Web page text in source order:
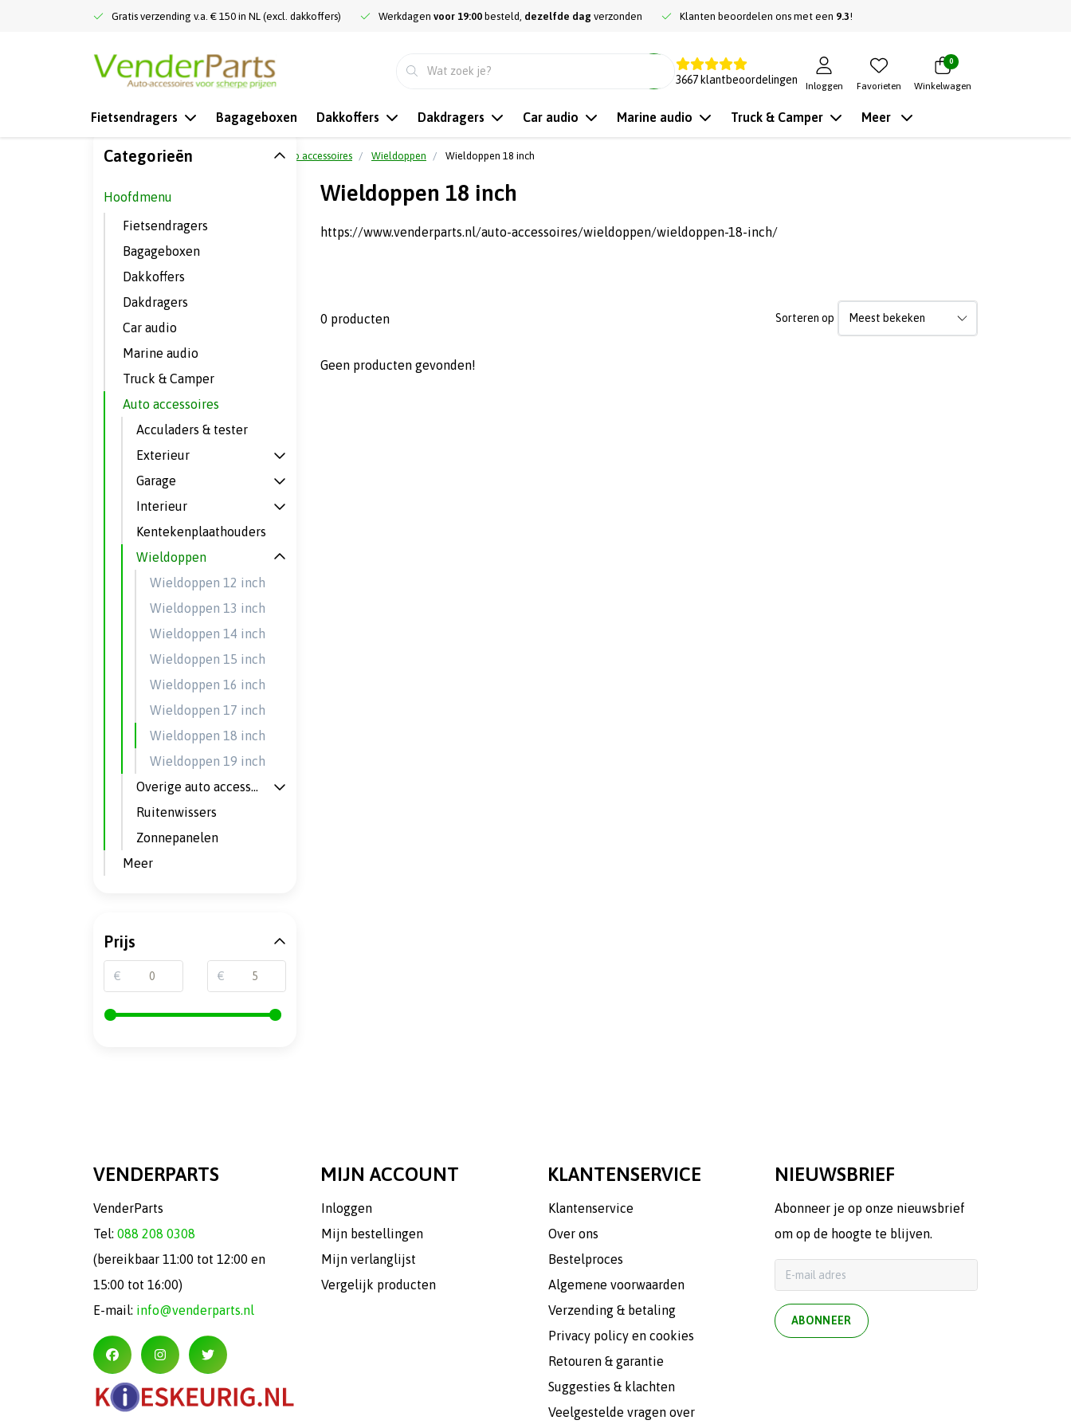
Gratis verzending v.a. € 150 in NL (excl. dakkoffers) Werkdagen voor 19:00 besteld, dezelfde dag verzonden Klanten beoordelen ons met een 9.3!
3667 klantbeoordelingen
Inloggen Favorieten
0
Winkelwagen
Fietsendragers Bagageboxen Dakkoffers Dakdragers Car audio Marine audio Truck & Camper Meer
Terug naar home Auto accessoires Wieldoppen Wieldoppen 18 inch
Wieldoppen 18 inch
https://www.venderparts.nl/auto-accessoires/wieldoppen/wieldoppen-18-inch/
0 producten Sorteren op
Geen producten gevonden!
Categorieën
Hoofdmenu
Fietsendragers
Bagageboxen
Dakkoffers
Dakdragers
Car audio
Marine audio
Truck & Camper
Auto accessoires
Acculaders & tester
Exterieur
Garage
Interieur
Kentekenplaathouders
Wieldoppen
Wieldoppen 12 inch
Wieldoppen 13 inch
Wieldoppen 14 inch
Wieldoppen 15 inch
Wieldoppen 16 inch
Wieldoppen 17 inch
Wieldoppen 18 inch
Wieldoppen 19 inch
Overige auto accessoires
Ruitenwissers
Zonnepanelen
Meer
Prijs
€ €
VENDERPARTS
VenderParts
Tel: 088 208 0308
(bereikbaar 11:00 tot 12:00 en
15:00 tot 16:00)
E-mail: info@venderparts.nl
MIJN ACCOUNT
Inloggen
Mijn bestellingen
Mijn verlanglijst
Vergelijk producten
KLANTENSERVICE
Klantenservice
Over ons
Bestelproces
Algemene voorwaarden
Verzending & betaling
Privacy policy en cookies
Retouren & garantie
Suggesties & klachten
Veelgestelde vragen over
NIEUWSBRIEF
Abonneer je op onze nieuwsbrief
om op de hoogte te blijven.
ABONNEER